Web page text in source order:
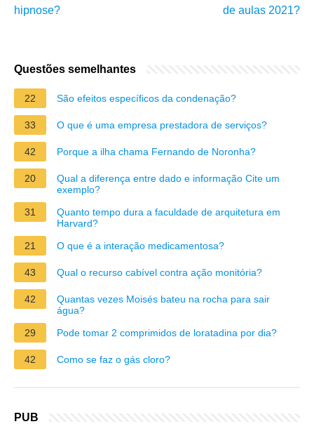
hipnose?
de aulas 2021?
Questões semelhantes
22 São efeitos específicos da condenação?
33 O que é uma empresa prestadora de serviços?
42 Porque a ilha chama Fernando de Noronha?
20
Qual a diferença entre dado e informação Cite um
exemplo?
31
Quanto tempo dura a faculdade de arquitetura em
Harvard?
21
O que é a interação medicamentosa?
43 Qual o recurso cabível contra ação monitória?
42
Quantas vezes Moisés bateu na rocha para sair
água?
29
Pode tomar 2 comprimidos de loratadina por dia?
42 Como se faz o gás cloro?
PUB